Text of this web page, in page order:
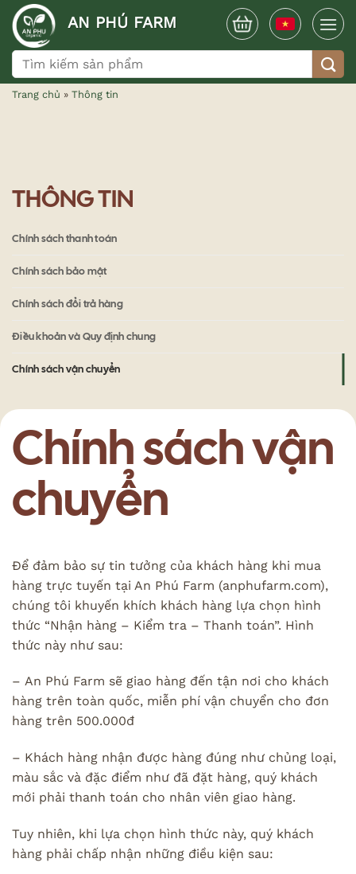
qua
nội
dung
AN PHÚ FARM
Tìm
kiếm:
Trang chủ » Thông tin
THÔNG TIN
Chính sách thanh toán
Chính sách bảo mật
Chính sách đổi trả hàng
Điều khoản và Quy định chung
Chính sách vận chuyển
Chính sách vận
chuyển
Để đảm bảo sự tin tưởng của khách hàng khi mua
hàng trực tuyến tại An Phú Farm (anphufarm.com),
chúng tôi khuyến khích khách hàng lựa chọn hình
thức “Nhận hàng – Kiểm tra – Thanh toán”. Hình
thức này như sau:
– An Phú Farm sẽ giao hàng đến tận nơi cho khách
hàng trên toàn quốc, miễn phí vận chuyển cho đơn
hàng trên 500.000đ
– Khách hàng nhận được hàng đúng như chủng loại,
màu sắc và đặc điểm như đã đặt hàng, quý khách
mới phải thanh toán cho nhân viên giao hàng.
Tuy nhiên, khi lựa chọn hình thức này, quý khách
hàng phải chấp nhận những điều kiện sau: